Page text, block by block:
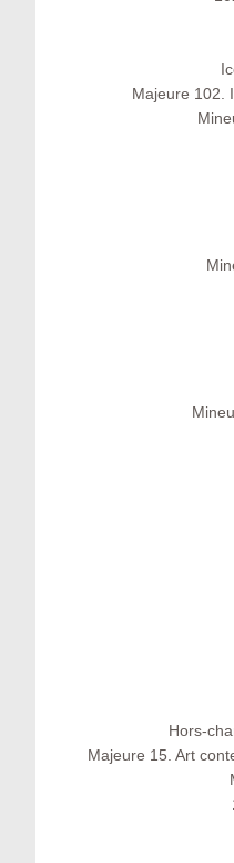
Majeure 102.
Hors-
Majeure 15. Art